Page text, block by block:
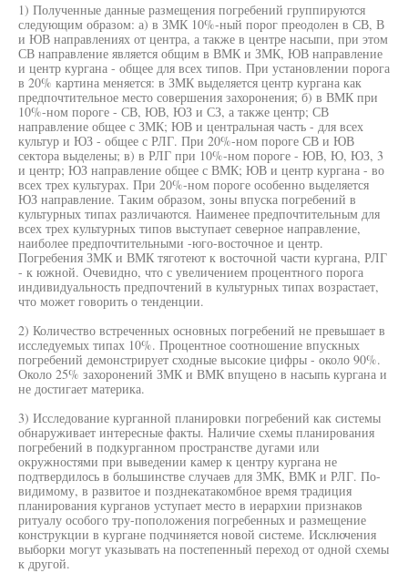
1) Полученные данные размещения погребений группируются
следующим образом: а) в ЗМК 10%-ный порог преодолен в СВ, В
и ЮВ направлениях от центра, а также в центре насыпи, при этом
СВ направление является общим в ВМК и ЗМК, ЮВ направление
и центр кургана - общее для всех типов. При установлении порога
в 20% картина меняется: в ЗМК выделяется центр кургана как
предпочтительное место совершения захоронения; б) в ВМК при
10%-ном пороге - СВ, ЮВ, ЮЗ и СЗ, а также центр; СВ
направление общее с ЗМК; ЮВ и центральная часть - для всех
культур и ЮЗ - общее с РЛГ. При 20%-ном пороге СВ и ЮВ
сектора выделены; в) в РЛГ при 10%-ном пороге - ЮВ, Ю, ЮЗ, 3
и центр; ЮЗ направление общее с ВМК; ЮВ и центр кургана - во
всех трех культурах. При 20%-ном пороге особенно выделяется
ЮЗ направление. Таким образом, зоны впуска погребений в
культурных типах различаются. Наименее предпочтительным для
всех трех культурных типов выступает северное направление,
наиболее предпочтительными -юго-восточное и центр.
Погребения ЗМК и ВМК тяготеют к восточной части кургана, РЛГ
- к южной. Очевидно, что с увеличением процентного порога
индивидуальность предпочтений в культурных типах возрастает,
что может говорить о тенденции.
2) Количество встреченных основных погребений не превышает в
исследуемых типах 10%. Процентное соотношение впускных
погребений демонстрирует сходные высокие цифры - около 90%.
Около 25% захоронений ЗМК и ВМК впущено в насыпь кургана и
не достигает материка.
3) Исследование курганной планировки погребений как системы
обнаруживает интересные факты. Наличие схемы планирования
погребений в подкурганном пространстве дугами или
окружностями при выведении камер к центру кургана не
подтвердилось в большинстве случаев для ЗМК, ВМК и РЛГ. По-
видимому, в развитое и позднекатакомбное время традиция
планирования курганов уступает место в иерархии признаков
ритуалу особого тру-поположения погребенных и размещение
конструкции в кургане подчиняется новой системе. Исключения
выборки могут указывать на постепенный переход от одной схемы
к другой.